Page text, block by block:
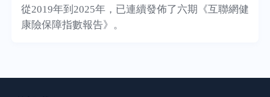
從2019年到2025年，已連續發佈了六期《互聯網健
康險保障指數報告》。